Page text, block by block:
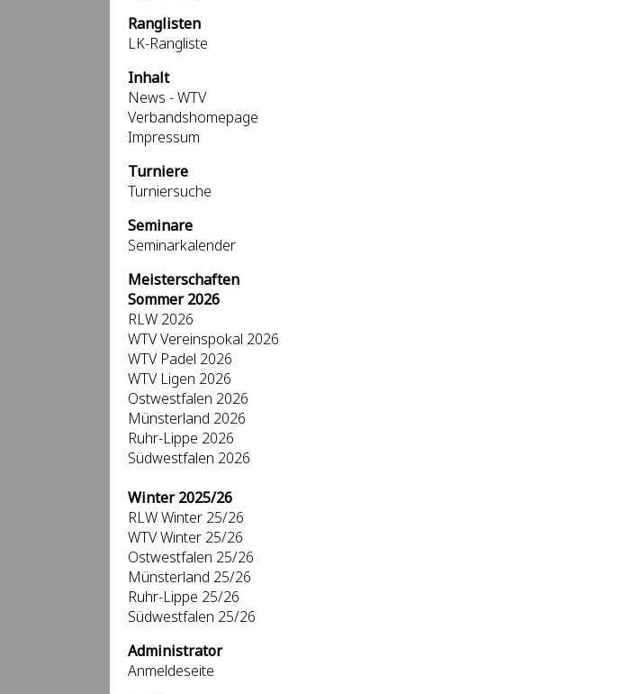
Ranglisten
LK-Rangliste
Inhalt
News - WTV
Verbandshomepage
Impressum
Turniere
Turniersuche
Seminare
Seminarkalender
Meisterschaften
Sommer 2026
RLW 2026
WTV Vereinspokal 2026
WTV Padel 2026
WTV Ligen 2026
Ostwestfalen 2026
Münsterland 2026
Ruhr-Lippe 2026
Südwestfalen 2026
Winter 2025/26
RLW Winter 25/26
WTV Winter 25/26
Ostwestfalen 25/26
Münsterland 25/26
Ruhr-Lippe 25/26
Südwestfalen 25/26
Administrator
Anmeldeseite